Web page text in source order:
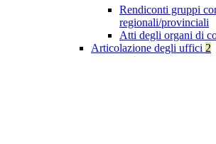
Rendiconti gruppi
regionali/provinciali
Atti degli organi di
Articolazione degli uffici 2